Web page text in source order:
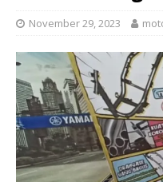
November 29, 2023